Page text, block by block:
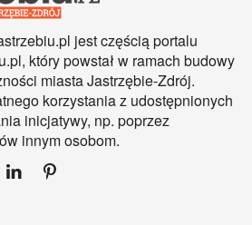
jest częścią portalu
który powstał w ramach budowy
miasta Jastrzębie-Zdrój.
korzystania z udostępnionych
inicjatywy, np. poprzez
innym osobom.